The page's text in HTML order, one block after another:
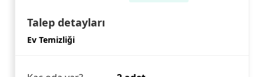
Talep detayları
Ev Temizliği